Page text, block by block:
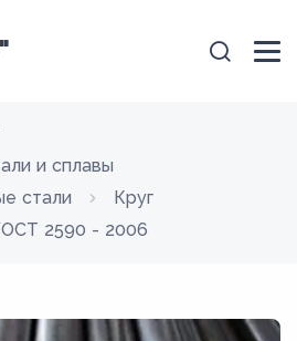
и сплавы
стали
Круг
2590 - 2006